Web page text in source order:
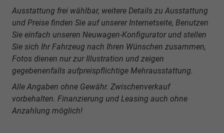
Ausstattung frei wählbar, weitere Details zu Ausstattung
und Preise finden Sie auf unserer Internetseite, Benutzen
Sie einfach unseren Neuwagen-Konfigurator und stellen
Sie sich Ihr Fahrzeug nach Ihren Wünschen zusammen,
Fotos dienen nur zur Illustration und zeigen
gegebenenfalls aufpreispflichtige Mehrausstattung.
Alle Angaben ohne Gewähr. Zwischenverkauf
vorbehalten. Finanzierung und Leasing auch ohne
Anzahlung möglich!